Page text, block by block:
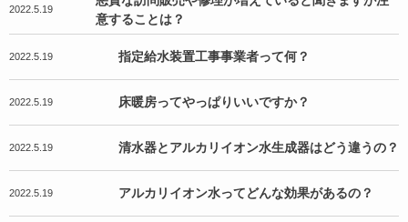
2022.5.19
意することは？
2022.5.19 指定給水装置工事事業者って何？
2022.5.19 床暖房ってやっぱりいいですか？
2022.5.19 清水器とアルカリイオン水生成器はどう違うの？
2022.5.19 アルカリイオン水ってどんな効果があるの？